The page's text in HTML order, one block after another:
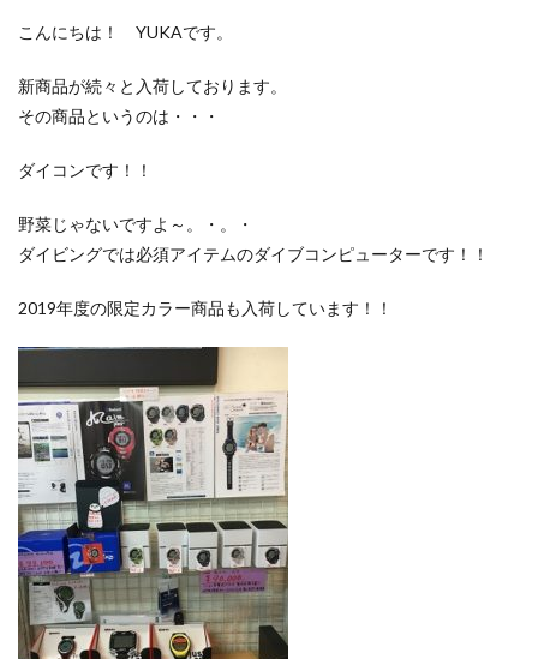
こんにちは！ YUKAです。
新商品が続々と入荷しております。
その商品というのは・・・
ダイコンです！！
野菜じゃないですよ～。・。・
ダイビングでは必須アイテムのダイブコンピューターです！！
2019年度の限定カラー商品も入荷しています！！